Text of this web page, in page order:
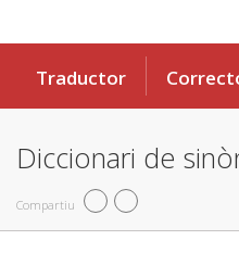
Traductor
Diccionari de
Compartiu